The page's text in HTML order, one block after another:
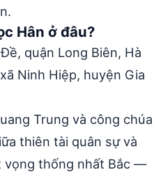
Hân ở đâu?
quận Long Biên, Hà
Ninh Hiệp, huyện Gia
Trung và công chúa
thiên tài quân sự và
vọng thống nhất Bắc —